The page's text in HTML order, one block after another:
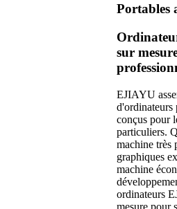
Portables
sur
EJIAYU
d'ordinateurs
conçus pour
particuliers.
machine très
graphiques
machine
ordinateurs
mesure pour